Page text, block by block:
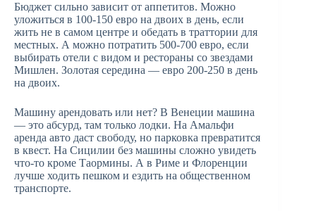
Бюджет сильно зависит от аппетитов. Можно
уложиться в 100-150 евро на двоих в день, если
жить не в самом центре и обедать в траттории для
местных. А можно потратить 500-700 евро, если
выбирать отели с видом и рестораны со звездами
Мишлен. Золотая середина — евро 200-250 в день
на двоих.
Машину арендовать или нет? В Венеции машина
— это абсурд, там только лодки. На Амальфи
аренда авто даст свободу, но парковка превратится
в квест. На Сицилии без машины сложно увидеть
что-то кроме Таормины. А в Риме и Флоренции
лучше ходить пешком и ездить на общественном
транспорте.